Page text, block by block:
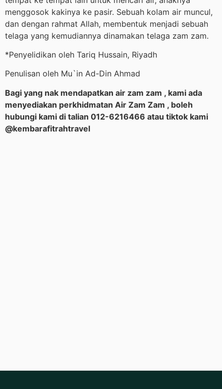
menggosok kakinya ke pasir. Sebuah kolam air muncul,
dan dengan rahmat Allah, membentuk menjadi sebuah
telaga yang kemudiannya dinamakan telaga zam zam.
*Penyelidikan oleh Tariq Hussain, Riyadh
Penulisan oleh Mu`in Ad-Din Ahmad
Bagi yang nak mendapatkan air zam zam , kami ada
menyediakan perkhidmatan Air Zam Zam , boleh
hubungi kami di talian 012-6216466 atau tiktok kami
@kembarafitrahtravel